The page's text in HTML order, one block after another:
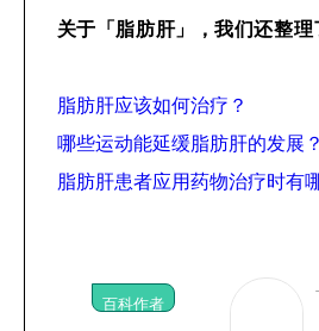
关于「脂肪肝」，我们还整
脂肪肝应该如何治疗？
哪些运动能延缓脂肪肝的发展？
脂肪肝患者应用药物治疗时有
百科作者